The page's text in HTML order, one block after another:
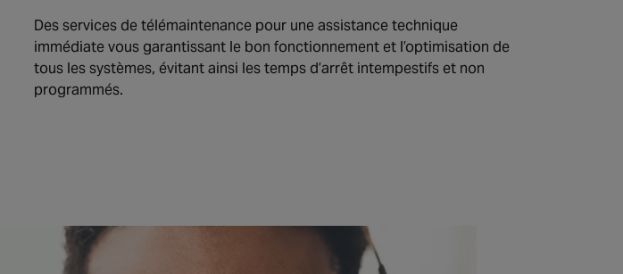
Des services de télémaintenance pour une assistance technique
immédiate vous garantissant le bon fonctionnement et l’optimisation de
tous les systèmes, évitant ainsi les temps d’arrêt intempestifs et non
programmés.